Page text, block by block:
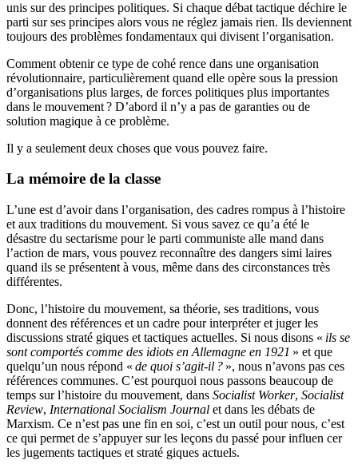
unis sur des principes politiques. Si chaque débat tactique déchire le
parti sur ses principes alors vous ne réglez jamais rien. Ils deviennent
toujours des problèmes fondamentaux qui divisent l’organisation.
Comment obtenir ce type de cohé rence dans une organisation
révolutionnaire, particulièrement quand elle opère sous la pression
d’organisations plus larges, de forces politiques plus importantes
dans le mouvement? D’abord il n’y a pas de garanties ou de
solution magique à ce problème.
Il y a seulement deux choses que vous pouvez faire.
La mémoire de la classe
L’une est d’avoir dans l’organisation, des cadres rompus à l’histoire
et aux traditions du mouvement. Si vous savez ce qu’a été le
désastre du sectarisme pour le parti communiste alle mand dans
l’action de mars, vous pouvez reconnaître des dangers simi laires
quand ils se présentent à vous, même dans des circonstances très
différentes.
Donc, l’histoire du mouvement, sa théorie, ses traditions, vous
donnent des références et un cadre pour interpréter et juger les
discussions straté giques et tactiques actuelles. Si nous disons « ils se
sont comportés comme des idiots en Allemagne en 1921 » et que
quelqu’un nous répond « de quoi s’agit-il ? », nous n’avons pas ces
réfé­rences communes. C’est pourquoi nous passons beaucoup de
temps sur l’histoire du mouvement, dans Socialist Worker, Socialist
Review, International Socialism Journal et dans les débats de
Marxism. Ce n’est pas une fin en soi, c’est un outil pour nous, c’est
ce qui permet de s’appuyer sur les leçons du passé pour influen cer
les jugements tactiques et straté giques actuels.